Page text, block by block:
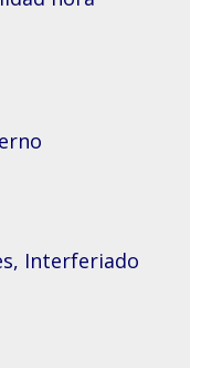
Interferiado